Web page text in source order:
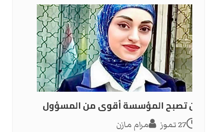
حين تصبح المؤسسة أقوى من المسؤول
27 تموز مرام مازن